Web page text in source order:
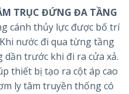
TRỤC ĐỨNG ĐA TẦNG
cánh thủy lực được bố trí
nước đi qua từng tầng
dần trước khi đi ra cửa xả.
thiết bị tạo ra cột áp cao
ly tâm truyền thống có